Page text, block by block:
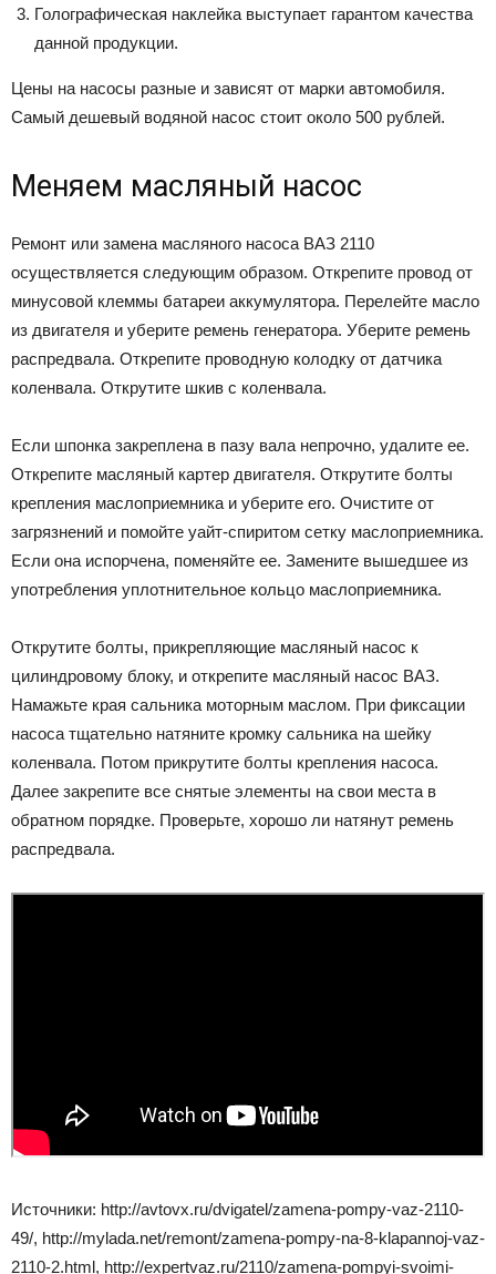
Голографическая наклейка выступает гарантом качества
данной продукции.
Цены на насосы разные и зависят от марки автомобиля.
Самый дешевый водяной насос стоит около 500 рублей.
Меняем масляный насос
Ремонт или замена масляного насоса ВАЗ 2110
осуществляется следующим образом. Открепите провод от
минусовой клеммы батареи аккумулятора. Перелейте масло
из двигателя и уберите ремень генератора. Уберите ремень
распредвала. Открепите проводную колодку от датчика
коленвала. Открутите шкив с коленвала.
Если шпонка закреплена в пазу вала непрочно, удалите ее.
Открепите масляный картер двигателя. Открутите болты
крепления маслоприемника и уберите его. Очистите от
загрязнений и помойте уайт-спиритом сетку маслоприемника.
Если она испорчена, поменяйте ее. Замените вышедшее из
употребления уплотнительное кольцо маслоприемника.
Открутите болты, прикрепляющие масляный насос к
цилиндровому блоку, и открепите масляный насос ВАЗ.
Намажьте края сальника моторным маслом. При фиксации
насоса тщательно натяните кромку сальника на шейку
коленвала. Потом прикрутите болты крепления насоса.
Далее закрепите все снятые элементы на свои места в
обратном порядке. Проверьте, хорошо ли натянут ремень
распредвала.
Источники: http://avtovx.ru/dvigatel/zamena-pompy-vaz-2110-
49/, http://mylada.net/remont/zamena-pompy-na-8-klapannoj-vaz-
2110-2.html, http://expertvaz.ru/2110/zamena-pompyi-svoimi-